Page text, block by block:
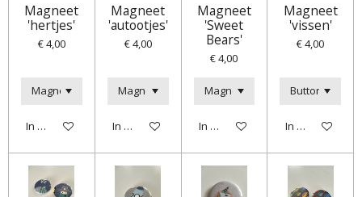
Magneet
'hertjes'
€ 4,00
In winkelwagen
Magneet
'autootjes'
€ 4,00
In winkelwagen
Magneet
'Sweet
Bears'
€ 4,00
In winkelwagen
Magneet
'vissen'
€ 4,00
In winkelwagen